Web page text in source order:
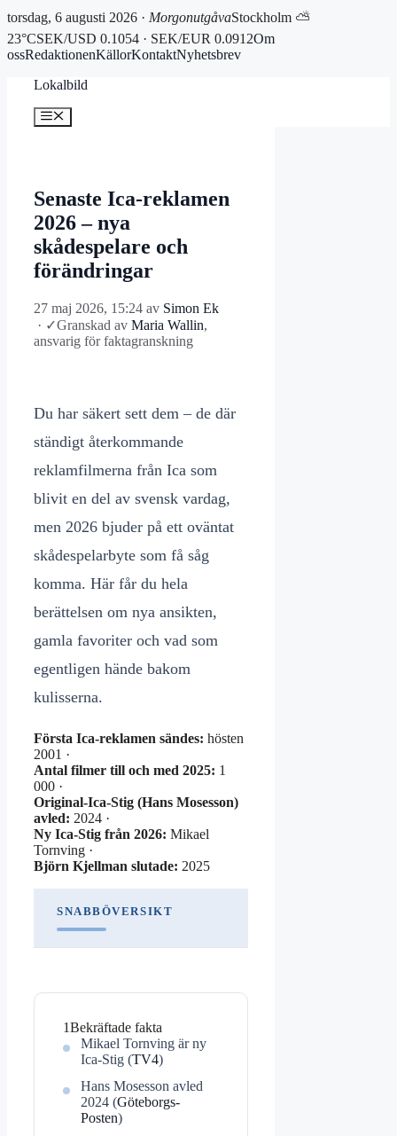
torsdag, 6 augusti 2026 · MorgonutgåvaStockholm ⛅
23°CSEK/USD 0.1054 · SEK/EUR 0.0912Om
ossRedaktionenKällorKontaktNyhetsbrev
Lokalbild
Meny
Senaste Ica-reklamen
2026 – nya
skådespelare och
förändringar
27 maj 2026, 15:24 av Simon Ek
· ✓Granskad av Maria Wallin,
ansvarig för faktagranskning
Du har säkert sett dem – de där
ständigt återkommande
reklamfilmerna från Ica som
blivit en del av svensk vardag,
men 2026 bjuder på ett oväntat
skådespelarbyte som få såg
komma. Här får du hela
berättelsen om nya ansikten,
gamla favoriter och vad som
egentligen hände bakom
kulisserna.
Första Ica-reklamen sändes: hösten
2001 ·
Antal filmer till och med 2025: 1
000 ·
Original-Ica-Stig (Hans Mosesson)
avled: 2024 ·
Ny Ica-Stig från 2026: Mikael
Tornving ·
Björn Kjellman slutade: 2025
SNABBÖVERSIKT
1Bekräftade fakta
Mikael Tornving är ny
Ica-Stig (TV4)
Hans Mosesson avled
2024 (Göteborgs-
Posten)